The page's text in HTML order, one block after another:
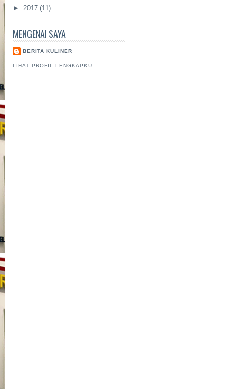
► 2017 (11)
MENGENAI SAYA
BERITA KULINER
LIHAT PROFIL LENGKAPKU